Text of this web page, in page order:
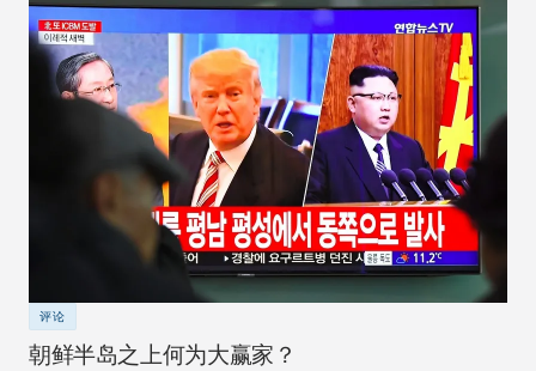
评论
朝鲜半岛之上何为大赢家？